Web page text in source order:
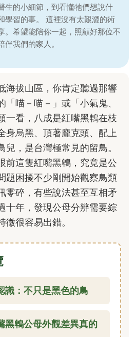
生的小細節，到看懂牠們想說什
學習的事。 這裡沒有太艱澀的術
。希望能陪你一起，照顧好那位不
我們的家人。
海拔山區，你肯定聽過那響
「喵－喵－」或「小氣鬼、
一看，八成是紅嘴黑鵯在枝
身烏黑、頂著龐克頭、配上
兒，是台灣極常見的留鳥。
前這隻紅嘴黑鵯，究竟是公
題困擾不少剛開始觀察鳥類
零碎，有些說法甚至互相矛
十年，發現公母分辨需要綜
很容易出錯。
識：不只是黑色的鳥
黑鵯公母外觀差異真的